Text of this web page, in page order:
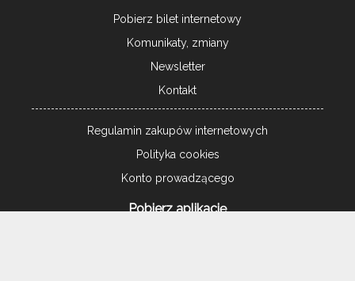
Pobierz bilet internetowy
Komunikaty, zmiany
Newsletter
Kontakt
Regulamin zakupów internetowych
Polityka cookies
Konto prowadzącego
Pobierz aplikację